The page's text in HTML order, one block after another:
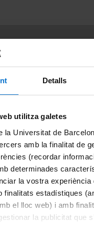
Detalls
utilitza galetes
la Universitat de
amb la finalitat de
(recordar
determinades
la vostra experiència
finalitats estadístiques
el lloc web) i amb
la publicitat que
of